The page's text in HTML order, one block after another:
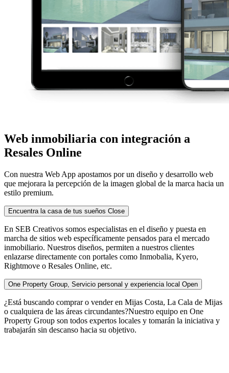
Web inmobiliaria con integración a
Resales Online
Con nuestra Web App apostamos por un diseño y desarrollo web
que mejorara la percepción de la imagen global de la marca hacia un
estilo premium.
Encuentra la casa de tus sueños Close
En SEB Creativos somos especialistas en el diseño y puesta en
marcha de sitios web específicamente pensados para el mercado
inmobiliario. Nuestros diseños, permiten a nuestros clientes
enlazarse directamente con portales como Inmobalia, Kyero,
Rightmove o Resales Online, etc.
One Property Group, Servicio personal y experiencia local Open
¿Está buscando comprar o vender en Mijas Costa, La Cala de Mijas
o cualquiera de las áreas circundantes?Nuestro equipo en One
Property Group son todos expertos locales y tomarán la iniciativa y
trabajarán sin descanso hacia su objetivo.